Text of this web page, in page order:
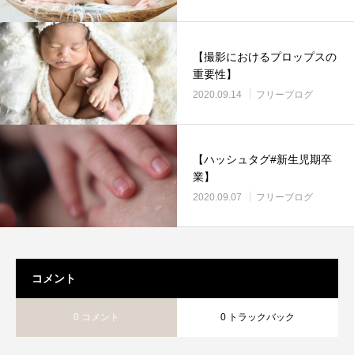
【撮影におけるプロップスの
重要性】
2020.09.14 フリーブログ
【ハッシュタグ#新生児期卒
業】
2020.09.07 フリーブログ
コメント
0 コメント 0 トラックバック